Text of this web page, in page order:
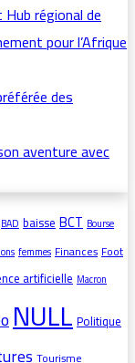
BAD baisseBCT Bourse
femmes FinancesFoot
artificielle Macron
NULLPolitique
Tourisme